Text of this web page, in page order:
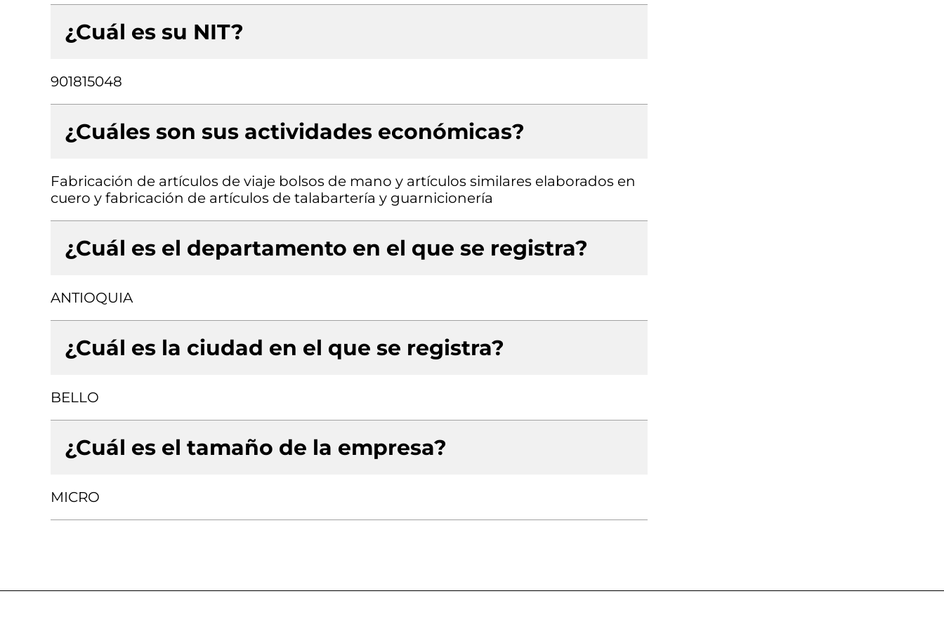
¿Cuál es su NIT?
901815048
¿Cuáles son sus actividades económicas?
Fabricación de artículos de viaje bolsos de mano y artículos similares elaborados en
cuero y fabricación de artículos de talabartería y guarnicionería
¿Cuál es el departamento en el que se registra?
ANTIOQUIA
¿Cuál es la ciudad en el que se registra?
BELLO
¿Cuál es el tamaño de la empresa?
MICRO